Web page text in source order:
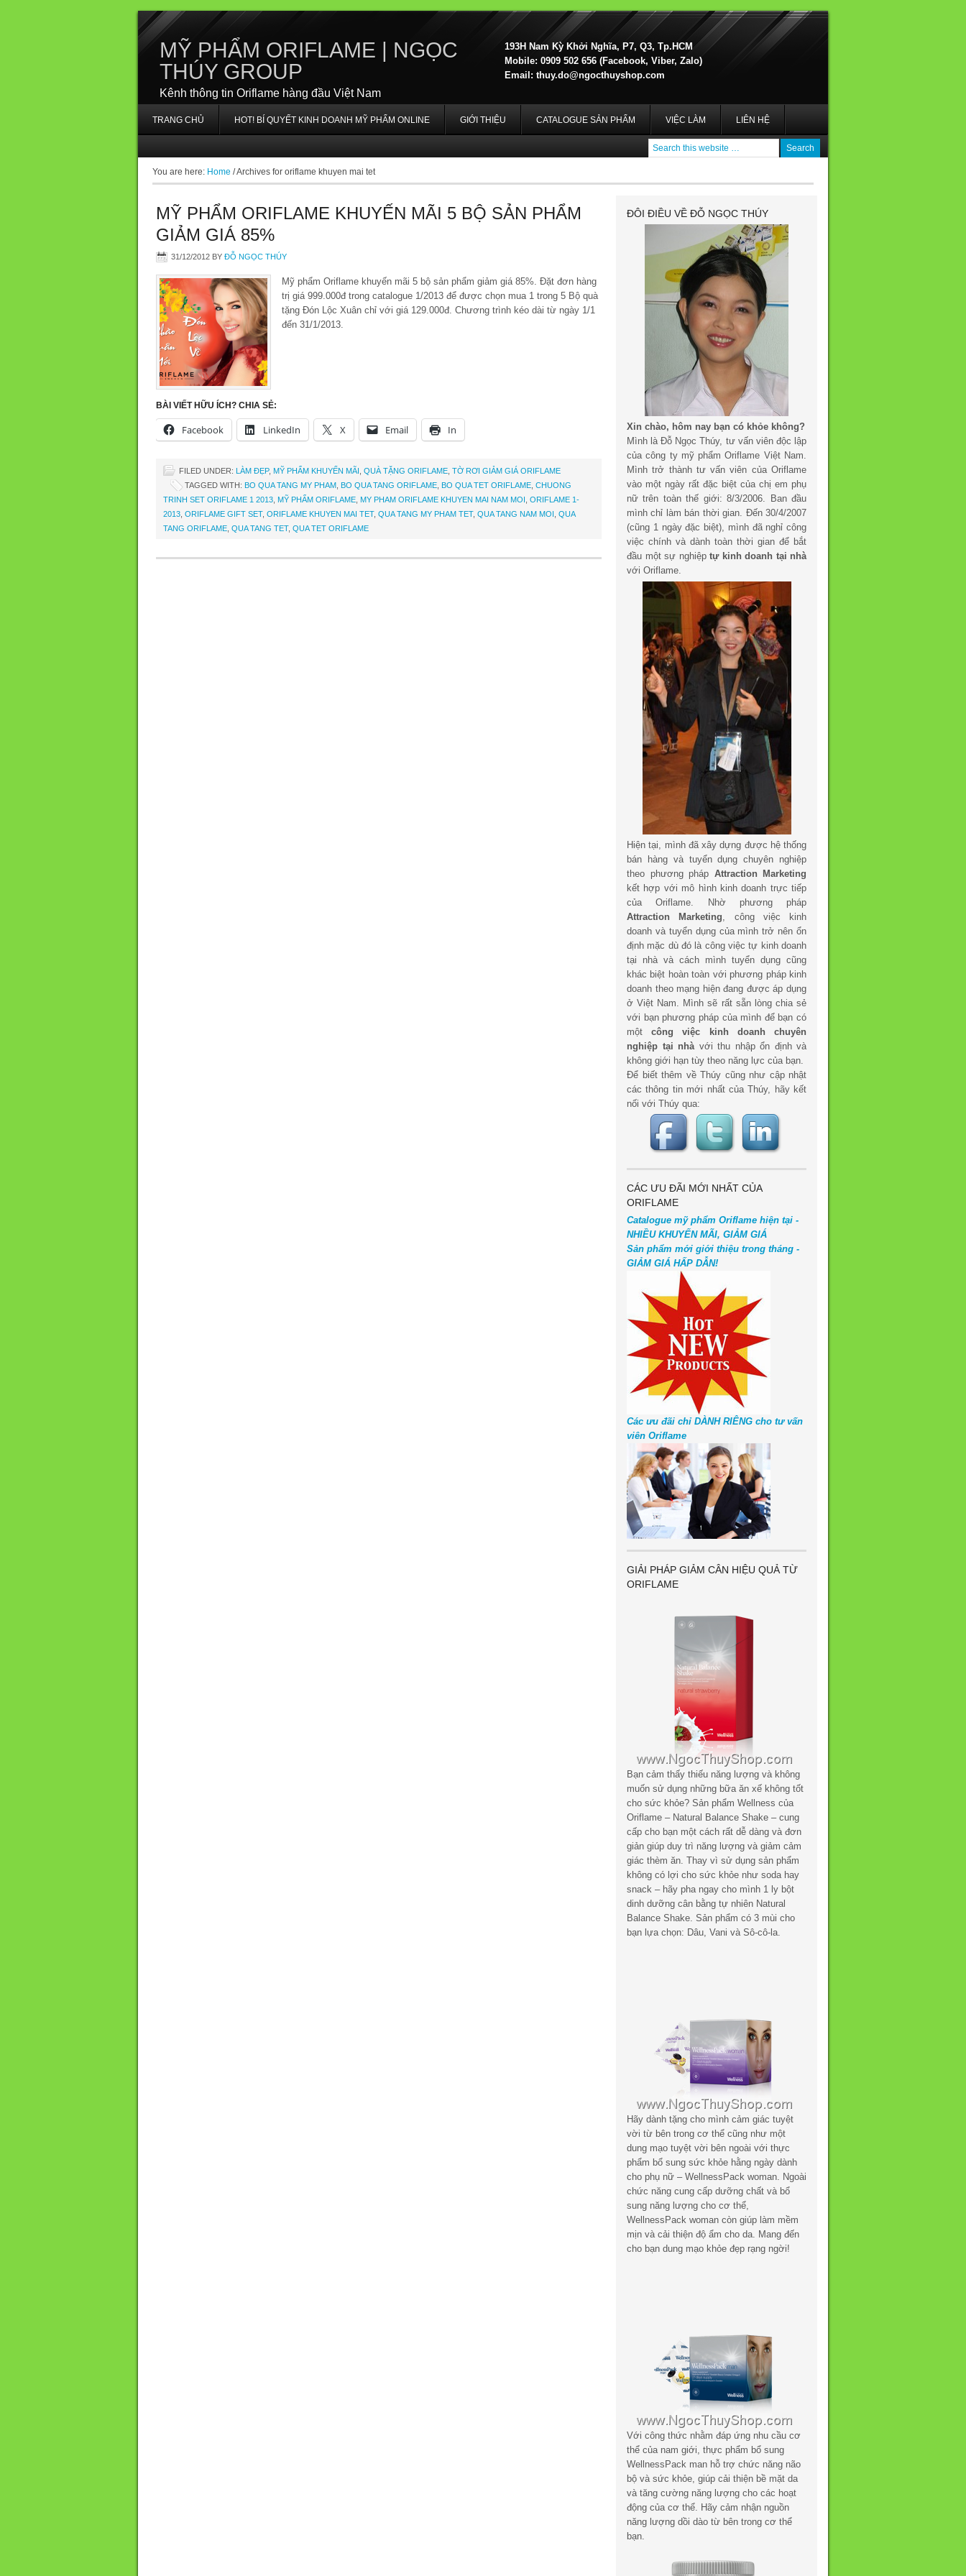
MỸ PHẨM ORIFLAME | NGỌC
THÚY GROUP
Kênh thông tin Oriflame hàng đầu Việt Nam
193H Nam Kỳ Khởi Nghĩa, P7, Q3, Tp.HCM
Mobile: 0909 502 656 (Facebook, Viber, Zalo)
Email: thuy.do@ngocthuyshop.com
TRANG CHỦ HOT! BÍ QUYẾT KINH DOANH MỸ PHẨM ONLINE GIỚI THIỆU CATALOGUE SẢN PHẨM VIỆC LÀM LIÊN HỆ
You are here: Home /Archives for oriflame khuyen mai tet
MỸ PHẨM ORIFLAME KHUYẾN MÃI 5 BỘ SẢN PHẨM
GIẢM GIÁ 85%
31/12/2012 BY ĐỖ NGỌC THÚY
Mỹ phẩm Oriflame khuyến mãi 5 bộ sản phẩm giảm giá 85%. Đặt đơn hàng
trị giá 999.000đ trong catalogue 1/2013 để được chọn mua 1 trong 5 Bộ quà
tặng Đón Lộc Xuân chỉ với giá 129.000đ. Chương trình kéo dài từ ngày 1/1
đến 31/1/2013.
BÀI VIẾT HỮU ÍCH? CHIA SẺ:
Facebook LinkedIn X Email In
FILED UNDER: LÀM ĐẸP, MỸ PHẨM KHUYẾN MÃI QUÀ TẶNG ORIFLAME TỜ RƠI GIẢM GIÁ ORIFLAME
TAGGED WITH: BO QUA TANG MY PHAM BO QUA TANG ORIFLAME BO QUA TET ORIFLAME CHUONG
TRINH SET ORIFLAME 1 2013 MỸ PHẨM ORIFLAME MY PHAM ORIFLAME KHUYEN MAI NAM MOI ORIFLAME 1-
2013 ORIFLAME GIFT SET, ORIFLAME KHUYEN MAI TET, QUA TANG MY PHAM TET, QUA TANG NAM MOI QUA
TANG ORIFLAME QUA TANG TET, QUA TET ORIFLAME
ĐÔI ĐIỀU VỀ ĐỖ NGỌC THÚY
Xin chào, hôm nay bạn có khỏe không?
Mình là Đỗ Ngọc Thúy, tư vấn viên độc lập
của công ty mỹ phẩm Oriflame Việt Nam.
Mình trở thành tư vấn viên của Oriflame
vào một ngày rất đặc biệt của chị em phụ
nữ trên toàn thế giới: 8/3/2006. Ban đầu
mình chỉ làm bán thời gian. Đến 30/4/2007
(cũng 1 ngày đặc biệt), mình đã nghỉ công
việc chính và dành toàn thời gian để bắt
đầu một sự nghiệp tự kinh doanh tại nhà
với Oriflame.
Hiện tại, mình đã xây dựng được hệ thống
bán hàng và tuyển dụng chuyên nghiệp
theo phương pháp Attraction Marketing
kết hợp với mô hình kinh doanh trực tiếp
của Oriflame. Nhờ phương pháp
Attraction Marketing, công việc kinh
doanh và tuyển dụng của mình trở nên ổn
định mặc dù đó là công việc tự kinh doanh
tại nhà và cách mình tuyển dụng cũng
khác biệt hoàn toàn với phương pháp kinh
doanh theo mạng hiện đang được áp dụng
ở Việt Nam. Mình sẽ rất sẵn lòng chia sẻ
với bạn phương pháp của mình để bạn có
mộtcông việc kinh doanh chuyên
nghiệp tại nhàvới thu nhập ổn định và
không giới hạn tùy theo năng lực của bạn.
Để biết thêm về Thúy cũng như cập nhật
các thông tin mới nhất của Thúy, hãy kết
nối với Thúy qua:
CÁC ƯU ĐÃI MỚI NHẤT CỦA
ORIFLAME
Catalogue mỹ phẩm Oriflame hiện tại -
NHIỀU KHUYẾN MÃI, GIẢM GIÁ
Sản phẩm mới giới thiệu trong tháng -
GIẢM GIÁ HẤP DẪN!
Các ưu đãi chỉ DÀNH RIÊNG cho tư vấn
viên Oriflame
GIẢI PHÁP GIẢM CÂN HIỆU QUẢ TỪ
ORIFLAME
Bạn cảm thấy thiếu năng lượng và không
muốn sử dụng những bữa ăn xế không tốt
cho sức khỏe? Sản phẩm Wellness của
Oriflame – Natural Balance Shake – cung
cấp cho bạn một cách rất dễ dàng và đơn
giản giúp duy trì năng lượng và giảm cảm
giác thèm ăn. Thay vì sử dụng sản phẩm
không có lợi cho sức khỏe như soda hay
snack – hãy pha ngay cho mình 1 ly bột
dinh dưỡng cân bằng tự nhiên Natural
Balance Shake. Sản phẩm có 3 mùi cho
bạn lựa chọn: Dâu, Vani và Sô-cô-la.
Hãy dành tặng cho mình cảm giác tuyệt
vời từ bên trong cơ thể cũng như một
dung mạo tuyệt vời bên ngoài với thực
phẩm bổ sung sức khỏe hằng ngày dành
cho phụ nữ – WellnessPack woman. Ngoài
chức năng cung cấp dưỡng chất và bổ
sung năng lượng cho cơ thể,
WellnessPack woman còn giúp làm mềm
mịn và cải thiện độ ẩm cho da. Mang đến
cho bạn dung mạo khỏe đẹp rạng ngời!
Với công thức nhằm đáp ứng nhu cầu cơ
thể của nam giới, thực phẩm bổ sung
WellnessPack man hỗ trợ chức năng não
bộ và sức khỏe, giúp cải thiện bề mặt da
và tăng cường năng lượng cho các hoạt
động của cơ thể. Hãy cảm nhận nguồn
năng lượng dồi dào từ bên trong cơ thể
bạn.